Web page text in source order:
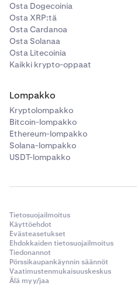
Osta Dogecoinia
Osta XRP:tä
Osta Cardanoa
Osta Solanaa
Osta Litecoinia
Kaikki krypto-oppaat
Lompakko
Kryptolompakko
Bitcoin-lompakko
Ethereum-lompakko
Solana-lompakko
USDT-lompakko
Tietosuojailmoitus
Käyttöehdot
Evästeasetukset
Ehdokkaiden tietosuojailmoitus
Tiedonannot
Pörssikaupankäynnin säännöt
Vaatimustenmukaisuuskeskus
Älä myy/jaa